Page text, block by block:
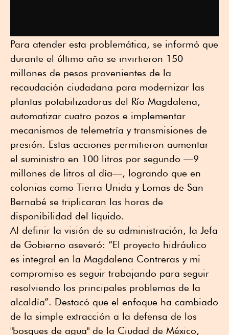
Para atender esta problemática, se informó que
durante el último año se invirtieron 150
millones de pesos provenientes de la
recaudación ciudadana para modernizar las
plantas potabilizadoras del Río Magdalena,
automatizar cuatro pozos e implementar
mecanismos de telemetría y transmisiones de
presión. Estas acciones permitieron aumentar
el suministro en 100 litros por segundo —9
millones de litros al día—, logrando que en
colonias como Tierra Unida y Lomas de San
Bernabé se triplicaran las horas de
disponibilidad del líquido.
Al definir la visión de su administración, la Jefa
de Gobierno aseveró: “El proyecto hidráulico
es integral en la Magdalena Contreras y mi
compromiso es seguir trabajando para seguir
resolviendo los principales problemas de la
alcaldía”. Destacó que el enfoque ha cambiado
de la simple extracción a la defensa de los
"bosques de agua" de la Ciudad de México,